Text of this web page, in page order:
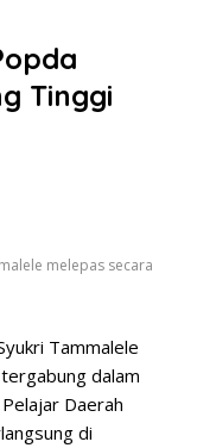
Tinggi
melepas secara
Tammalele
dalam
Daerah
di